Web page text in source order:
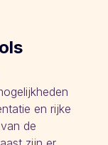
en rijke
de